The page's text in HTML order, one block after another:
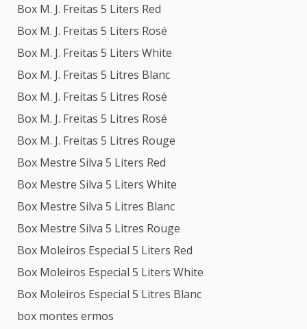
Box M. J. Freitas 5 Liters Red
Box M. J. Freitas 5 Liters Rosé
Box M. J. Freitas 5 Liters White
Box M. J. Freitas 5 Litres Blanc
Box M. J. Freitas 5 Litres Rosé
Box M. J. Freitas 5 Litres Rosé
Box M. J. Freitas 5 Litres Rouge
Box Mestre Silva 5 Liters Red
Box Mestre Silva 5 Liters White
Box Mestre Silva 5 Litres Blanc
Box Mestre Silva 5 Litres Rouge
Box Moleiros Especial 5 Liters Red
Box Moleiros Especial 5 Liters White
Box Moleiros Especial 5 Litres Blanc
box montes ermos